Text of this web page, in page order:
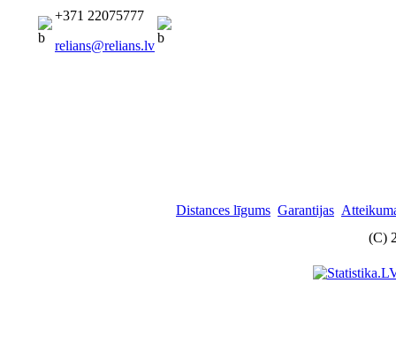
+371 22075777
relians@relians.lv
Distances līgums Garantijas
(C)